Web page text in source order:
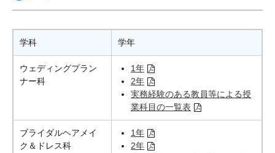
三幸グループリンク集
採用情報
サイトマップ
プライバシーポリシー
情報セキュリティ対策基本方針
情報公開
学科 学年
ウェディングプラン
ナー科
1年
2年
実務経験のある教員等による授
業科目の一覧表
ブライダルヘアメイ
ク＆ドレス科
1年
2年